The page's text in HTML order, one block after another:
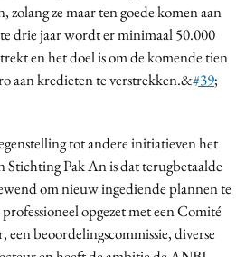
ze maar ten goede komen aan
drie jaar wordt er minimaal 50.000
en het doel is om de komende tien
aan kredieten te verstrekken.&#39;
tot andere initiatieven het
Stichting Pak An is dat terugbetaalde
om nieuw ingediende plannen te
opgezet met een Comité
beoordelingscommissie, diverse